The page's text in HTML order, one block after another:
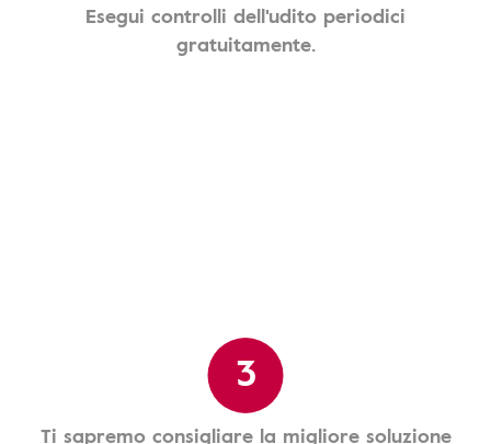
Esegui controlli dell'udito periodici
gratuitamente.
3
Ti sapremo consigliare la migliore soluzione